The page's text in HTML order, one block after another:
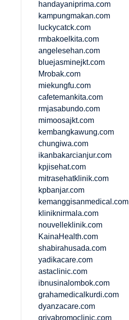
handayaniprima.com
kampungmakan.com
luckycatck.com
rmbakoelkita.com
angelesehan.com
bluejasminejkt.com
Mrobak.com
miekungfu.com
cafetemankita.com
rmjasabundo.com
mimoosajkt.com
kembangkawung.com
chungiwa.com
ikanbakarcianjur.com
kpjisehat.com
mitrasehatklinik.com
kpbanjar.com
kemanggisanmedical.com
kliniknirmala.com
nouvelleklinik.com
KainaHealth.com
shabirahusada.com
yadikacare.com
astaclinic.com
ibnusinalombok.com
grahamedicalkurdi.com
dyanzacare.com
griyabromoclinic.com